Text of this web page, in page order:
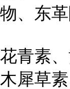
物、东
花青素
木犀草